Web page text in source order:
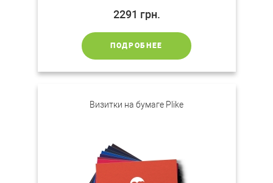
2291 грн.
ПОДРОБНЕЕ
Визитки на бумаге Plike